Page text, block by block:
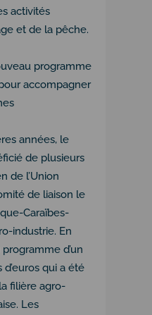
activités
et de la pêche.
programme
accompagner
années, le
de plusieurs
de l’Union
de liaison le
Caraïbes-
industrie. En
programme d’un
qui a été
filière agro-
Les